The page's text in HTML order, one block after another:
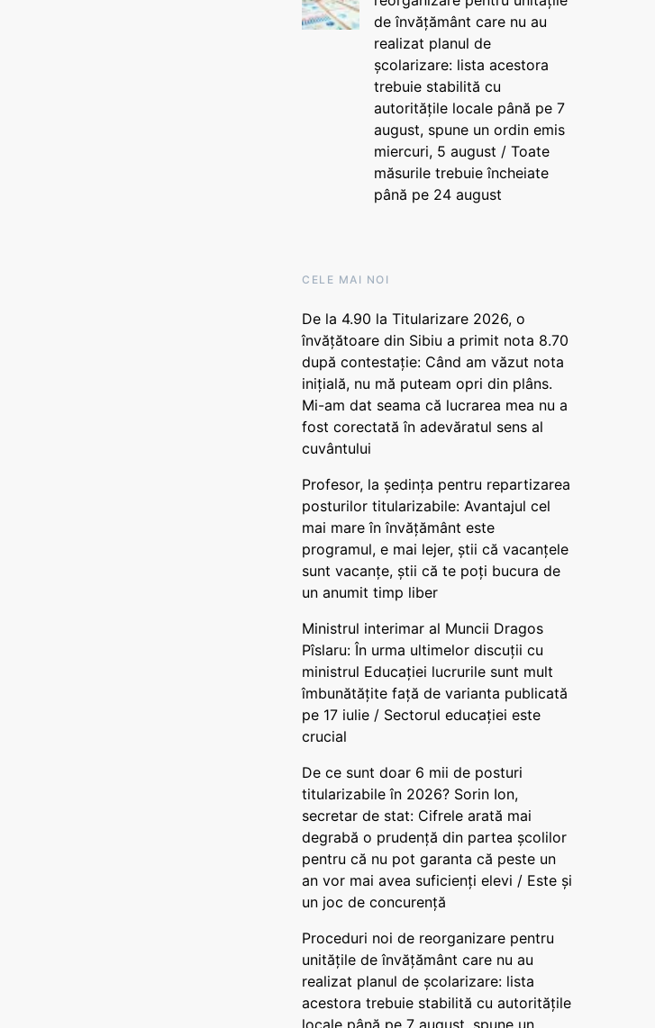
de învățământ care nu au
realizat planul de
școlarizare: lista acestora
trebuie stabilită cu
autoritățile locale până pe 7
august, spune un ordin emis
miercuri, 5 august / Toate
măsurile trebuie încheiate
până pe 24 august
CELE MAI NOI
De la 4.90 la Titularizare 2026, o
învățătoare din Sibiu a primit nota 8.70
după contestație: Când am văzut nota
inițială, nu mă puteam opri din plâns.
Mi-am dat seama că lucrarea mea nu a
fost corectată în adevăratul sens al
cuvântului
Profesor, la ședința pentru repartizarea
posturilor titularizabile: Avantajul cel
mai mare în învățământ este
programul, e mai lejer, știi că vacanțele
sunt vacanţe, știi că te poți bucura de
un anumit timp liber
Ministrul interimar al Muncii Dragos
Pîslaru: În urma ultimelor discuții cu
ministrul Educației lucrurile sunt mult
îmbunătățite față de varianta publicată
pe 17 iulie / Sectorul educației este
crucial
De ce sunt doar 6 mii de posturi
titularizabile în 2026? Sorin Ion,
secretar de stat: Cifrele arată mai
degrabă o prudență din partea școlilor
pentru că nu pot garanta că peste un
an vor mai avea suficienți elevi / Este și
un joc de concurență
Proceduri noi de reorganizare pentru
unitățile de învățământ care nu au
realizat planul de școlarizare: lista
acestora trebuie stabilită cu autoritățile
locale până pe 7 august, spune un